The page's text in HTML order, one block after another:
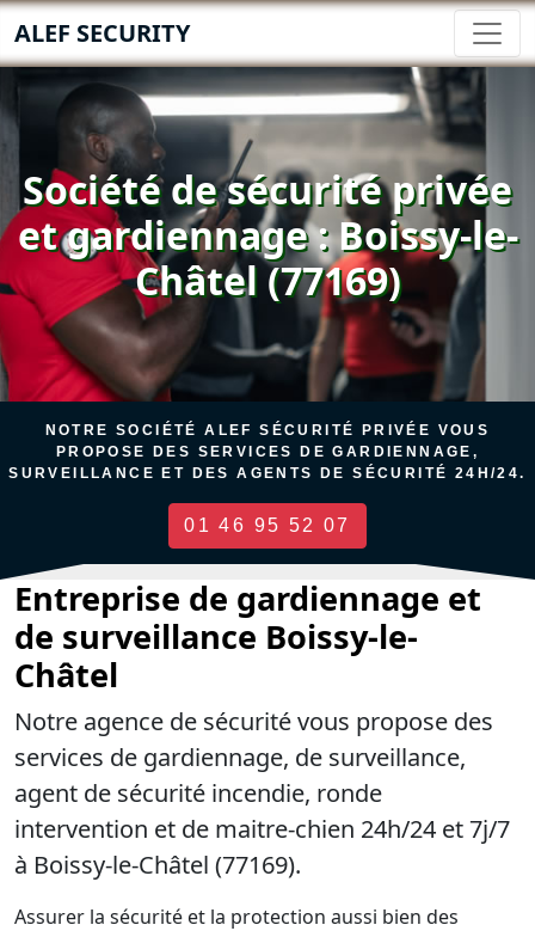
ALEF SECURITY
Société de sécurité privée
et gardiennage : Boissy-le-
Châtel (77169)
NOTRE SOCIÉTÉ ALEF SÉCURITÉ PRIVÉE VOUS
PROPOSE DES SERVICES DE GARDIENNAGE,
SURVEILLANCE ET DES AGENTS DE SÉCURITÉ 24H/24.
01 46 95 52 07
Entreprise de gardiennage et
de surveillance Boissy-le-
Châtel
Notre agence de sécurité vous propose des
services de gardiennage, de surveillance,
agent de sécurité incendie, ronde
intervention et de maitre-chien 24h/24 et 7j/7
à Boissy-le-Châtel (77169).
Assurer la sécurité et la protection aussi bien des